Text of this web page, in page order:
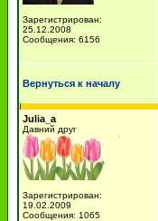
Зарегистрирован:
25.12.2008
Сообщения: 6156
Вернуться к началу
Julia_a
Давний друг
Зарегистрирован:
19.02.2009
Сообщения: 1065